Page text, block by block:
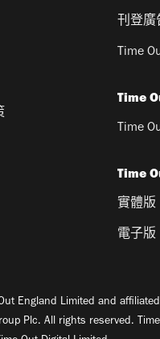
刊登廣
Time
Time
Time
Time
實體版
電子版
England Limited and
Plc. All rights reserved.